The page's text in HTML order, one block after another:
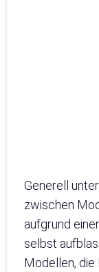
Generell
zwischen
aufgrund
selbst
Modellen, die